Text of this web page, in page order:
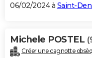
06/02/2024 à Saint-
Michele POSTEL
Créer une cagnotte